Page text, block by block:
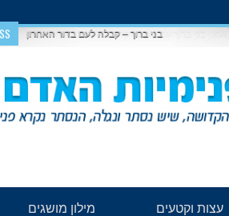
בני ברוך – קבלה לעם בדור האחרון
מילון מושגים עצות וקטעים